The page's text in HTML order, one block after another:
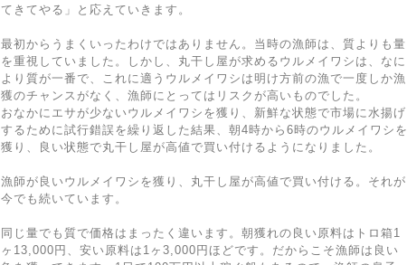
てきてやる」と応えていきます。
最初からうまくいったわけではありません。当時の漁師は、質よりも量
を重視していました。しかし、丸干し屋が求めるウルメイワシは、なに
より質が一番で、これに適うウルメイワシは明け方前の漁で一度しか漁
獲のチャンスがなく、漁師にとってはリスクが高いものでした。
おなかにエサが少ないウルメイワシを獲り、新鮮な状態で市場に水揚げ
するために試行錯誤を繰り返した結果、朝4時から6時のウルメイワシを
獲り、良い状態で丸干し屋が高値で買い付けるようになりました。
漁師が良いウルメイワシを獲り、丸干し屋が高値で買い付ける。それが
今でも続いています。
同じ量でも質で価格はまったく違います。朝獲れの良い原料はトロ箱1
ヶ13,000円、安い原料は1ヶ3,000円ほどです。だからこそ漁師は良い